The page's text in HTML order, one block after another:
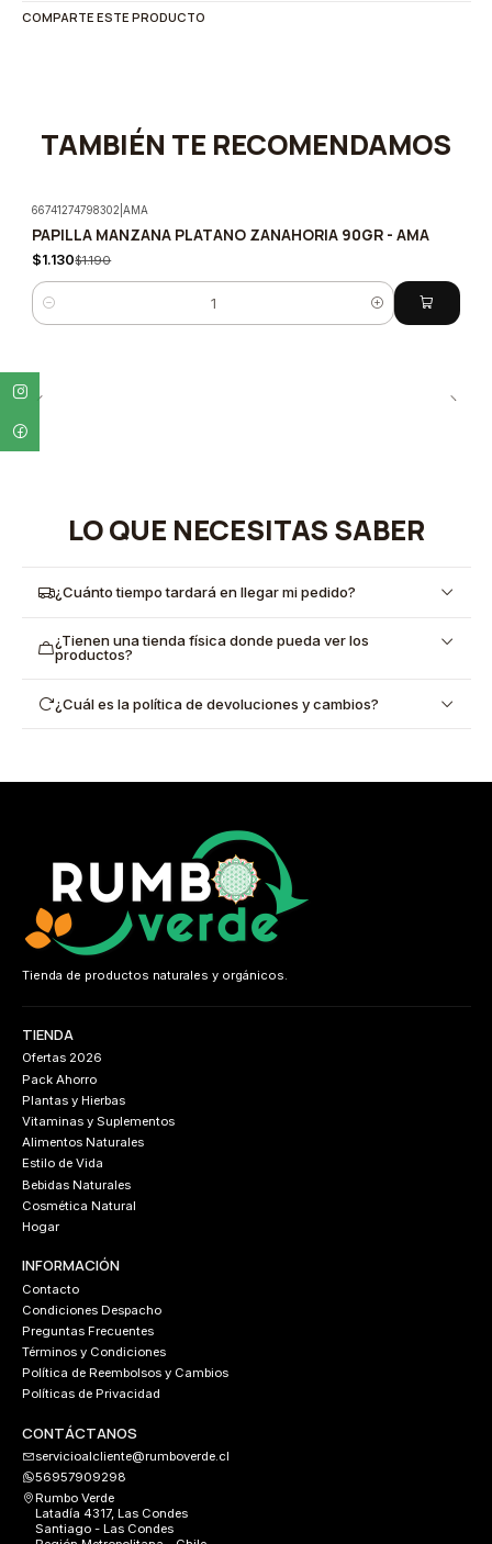
COMPARTE ESTE PRODUCTO
TAMBIÉN TE RECOMENDAMOS
-5%
66741274798302 |AMA
PAPILLA MANZANA PLATANO ZANAHORIA 90GR - AMA
$1.130$1.190
Cantidad
LO QUE NECESITAS SABER
¿Cuánto tiempo tardará en llegar mi pedido?
¿Tienen una tienda física donde pueda ver los
productos?
¿Cuál es la política de devoluciones y cambios?
Tienda de productos naturales y orgánicos.
TIENDA
Ofertas 2026
Pack Ahorro
Plantas y Hierbas
Vitaminas y Suplementos
Alimentos Naturales
Estilo de Vida
Bebidas Naturales
Cosmética Natural
Hogar
INFORMACIÓN
Contacto
Condiciones Despacho
Preguntas Frecuentes
Términos y Condiciones
Política de Reembolsos y Cambios
Políticas de Privacidad
CONTÁCTANOS
servicioalcliente@rumboverde.cl
56957909298
Rumbo Verde
Latadía 4317, Las Condes
Santiago - Las Condes